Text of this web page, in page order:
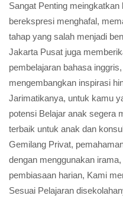
Sangat Penting
berekspresi menghafal,
tahap yang salah menjadi
Jakarta Pusat juga
pembelajaran bahasa
mengembangkan inspirasi
Jarimatikanya, untuk kamu
potensi Belajar anak segera
terbaik untuk anak dan
Gemilang Privat,
dengan menggunakan
pembiasaan harian, Kami
Sesuai Pelajaran